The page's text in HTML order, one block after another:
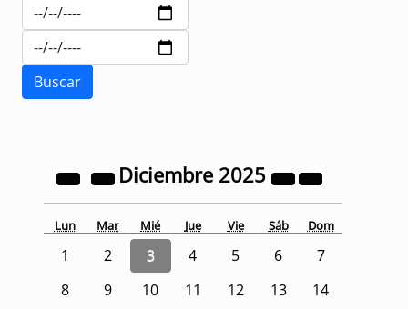
Diciembre 2025
Lun Mar Mié Jue Vie Sáb Dom
1 2 3 4 5 6
7
8
9 10 11 12 13
14